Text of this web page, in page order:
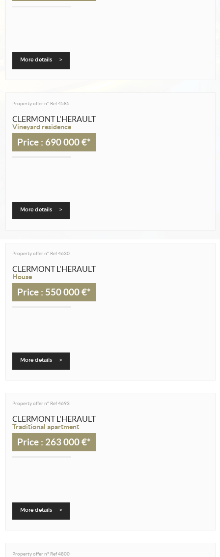
Contact
More details >
Property offer n° Ref 4585
CLERMONT L'HERAULT
Vineyard residence
Price : 690 000 €*
More details >
Property offer n° Ref 4630
CLERMONT L'HERAULT
House
Price : 550 000 €*
More details >
Property offer n° Ref 4693
CLERMONT L'HERAULT
Traditional apartment
Price : 263 000 €*
More details >
Property offer n° Ref 4800